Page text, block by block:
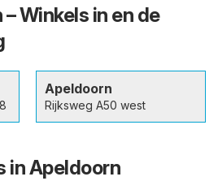
Winkels in en de
Apeldoorn
Rijksweg A50 west
in Apeldoorn